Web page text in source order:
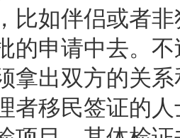
比如伴侣或者
的申请中去。
拿出双方的关
者移民签证的